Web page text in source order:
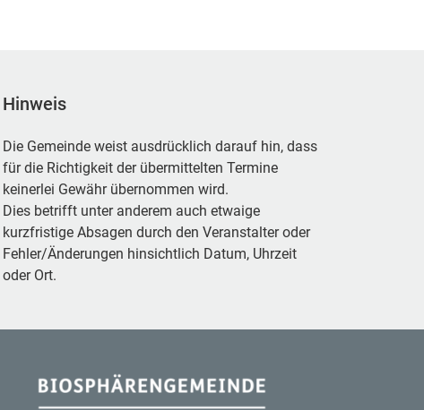
Hinweis
Die Gemeinde weist ausdrücklich darauf hin, dass
für die Richtigkeit der übermittelten Termine
keinerlei Gewähr übernommen wird.
Dies betrifft unter anderem auch etwaige
kurzfristige Absagen durch den Veranstalter oder
Fehler/Änderungen hinsichtlich Datum, Uhrzeit
oder Ort.